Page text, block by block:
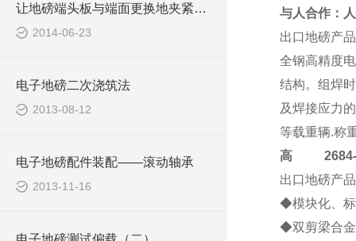
让地磅端头板与端面更换地夹紧的方法
2014-06-23
电子地磅二次浇筑法
2013-08-12
电子地磅配件装配——滚动轴承
2013-11-16
与人合作：
出口地磅产
全钢高精度
结构。组焊
及焊接应力
等载重辆.称
高2684-
出口地磅产
◆模块化、标
◆双剪梁合金